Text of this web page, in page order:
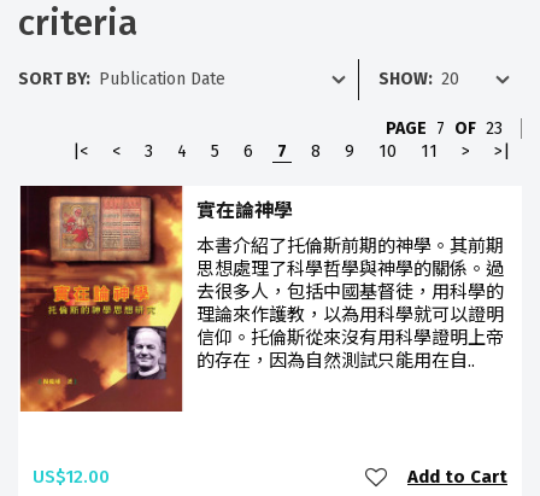
criteria
SORT BY: SHOW:
PAGE 7 OF 23
|<
< 3 4 5 6 7 8 9 10 11 > >|
實在論神學
本書介紹了托倫斯前期的神學。其前期
思想處理了科學哲學與神學的關係。過
去很多人，包括中國基督徒，用科學的
理論來作護教，以為用科學就可以證明
信仰。托倫斯從來沒有用科學證明上帝
的存在，因為自然測試只能用在自..
US$12.00 Add to Cart